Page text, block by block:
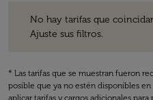
No hay tarifas que
Ajuste sus filtros.
* Las tarifas que se muestran fueron
posible que ya no estén disponibles
aplicar tarifas y cargos adicionales